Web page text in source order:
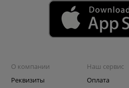
О компании
Реквизиты
Наш сервис
Оплата